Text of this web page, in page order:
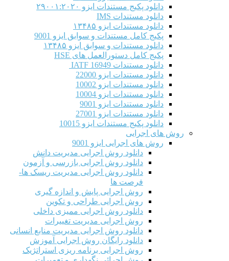
دانلود پکیج مستندات ایزو ۲۹۰۰۱:۲۰۲۰
دانلود مستندات IMS
دانلود مستندات ایزو ۱۳۴۸۵
پکیج کامل مستندات و سوابق ایزو 9001
دانلود مستندات و سوابق ایزو ۱۳۴۸۵
پکیج کامل دستورالعمل های HSE
دانلود مستندات IATF 16949
دانلود مستندات ایزو 22000
دانلود مستندات ایزو 10002
دانلود مستندات ایزو 10004
دانلود مستندات ایزو 9001
دانلود مستندات ایزو 27001
دانلود پکیج مستندات ایزو 10015
روش های اجرایی
روش های اجرایی ایزو 9001
دانلود روش اجرایی مدیریت دانش
دانلود روش اجرایی بازرسی و آزمون
دانلود روش اجرایی مدیریت ریسک ها-
فرصت ها
روش اجرایی پایش و اندازه گیری
روش اجرایی طراحی و تکوین
دانلود روش اجرایی ممیزی داخلی
روش اجرایی مدیریت تغییرات
دانلود روش اجرایی مدیریت منابع انسانی
دانلود رایگان روش اجرایی آموزش
روش اجرایی برنامه ریزی استراتژیک